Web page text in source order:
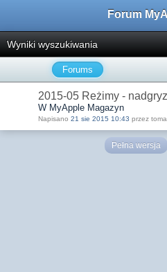
Forum
Wyniki wyszukiwania
Forums
2015-05 Reżimy -
W MyApple Magazyn
Napisano 21 sie 2015 10:43 przez
Pełna wersja